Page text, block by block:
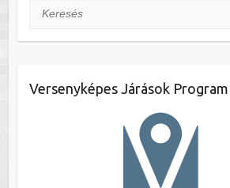
Keresés
Versenyképes Járások Program